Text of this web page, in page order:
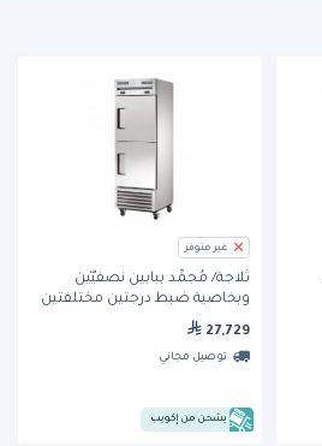
غير متوفر
ثلاجة/ مُجمِّد ببابين نصفيَّيْن
وبخاصية ضبط درجتين مختلفتين
من الحرارة وتعمل بمبرد
هيدروكربوني (T-23DT-HC) من ترو
27,729
توصيل مجاني
يشحن من إكويب